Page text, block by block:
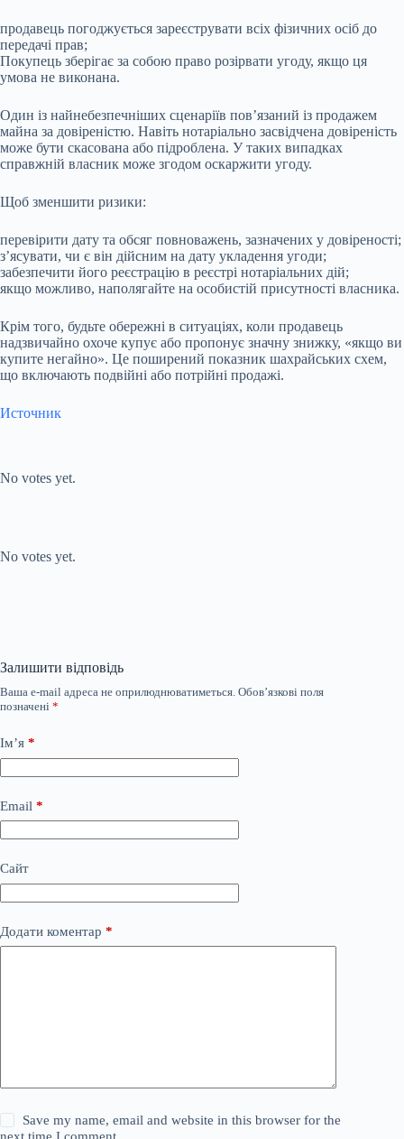
продавець погоджується зареєструвати всіх фізичних осіб до
передачі прав;
Покупець зберігає за собою право розірвати угоду, якщо ця
умова не виконана.
Один із найнебезпечніших сценаріїв пов’язаний із продажем
майна за довіреністю. Навіть нотаріально засвідчена довіреність
може бути скасована або підроблена. У таких випадках
справжній власник може згодом оскаржити угоду.
Щоб зменшити ризики:
перевірити дату та обсяг повноважень, зазначених у довіреності;
з’ясувати, чи є він дійсним на дату укладення угоди;
забезпечити його реєстрацію в реєстрі нотаріальних дій;
якщо можливо, наполягайте на особистій присутності власника.
Крім того, будьте обережні в ситуаціях, коли продавець
надзвичайно охоче купує або пропонує значну знижку, «якщо ви
купите негайно». Це поширений показник шахрайських схем,
що включають подвійні або потрійні продажі.
Источник
No votes yet.
No votes yet.
Залишити відповідь
Ваша e-mail адреса не оприлюднюватиметься. Обов’язкові поля
позначені *
Ім’я *
Email *
Сайт
Додати коментар *
Save my name, email and website in this browser for the